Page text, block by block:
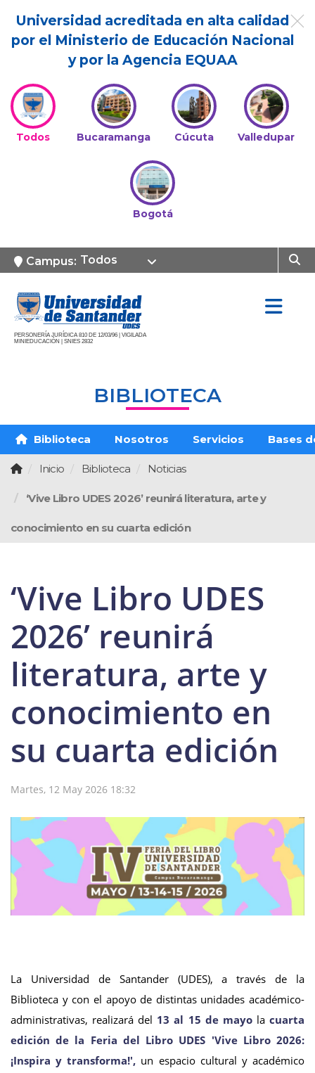
Universidad acreditada en alta calidad
por el Ministerio de Educación Nacional
y por la Agencia EQUAA
Todos Bucaramanga Cúcuta Valledupar
Bogotá
Campus: Todos
PERSONERÍA JURÍDICA 810 DE 12/03/96 | VIGILADA
MINIEDUCACIÓN | SNIES 2832
BIBLIOTECA
Biblioteca Nosotros Servicios Bases
Inicio Biblioteca Noticias
‘Vive Libro UDES 2026’ reunirá literatura, arte y
conocimiento en su cuarta edición
‘Vive Libro UDES
2026’ reunirá
literatura, arte y
conocimiento en
su cuarta edición
Martes, 12 May 2026 18:32
La Universidad de Santander (UDES), a través de la
Biblioteca y con el apoyo de distintas unidades académico-
administrativas, realizará del 13 al 15 de mayolacuarta
edición de la Feria del Libro UDES 'Vive Libro 2026:
¡Inspira y transforma!', un espacio cultural y académico